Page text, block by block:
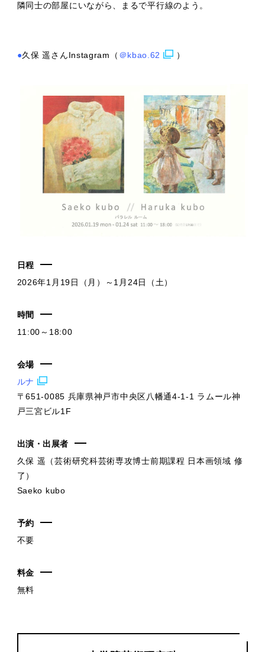
隣同士の部屋にいながら、まるで平行線のよう。
●久保 遥さんInstagram（ ＠kbao.62 ）
日程
2026年1月19日（月）～1月24日（土）
時間
11:00～18:00
会場
ルナ
〒651-0085 兵庫県神戸市中央区八幡通4-1-1 ラムール神
戸三宮ビル1F
出演・出展者
久保 遥（芸術研究科芸術専攻博士前期課程 日本画領域 修
了）
Saeko kubo
予約
不要
料金
無料